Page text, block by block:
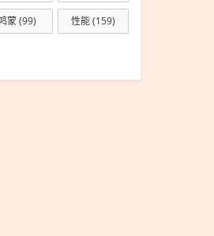
蒙(99) 性能(159)